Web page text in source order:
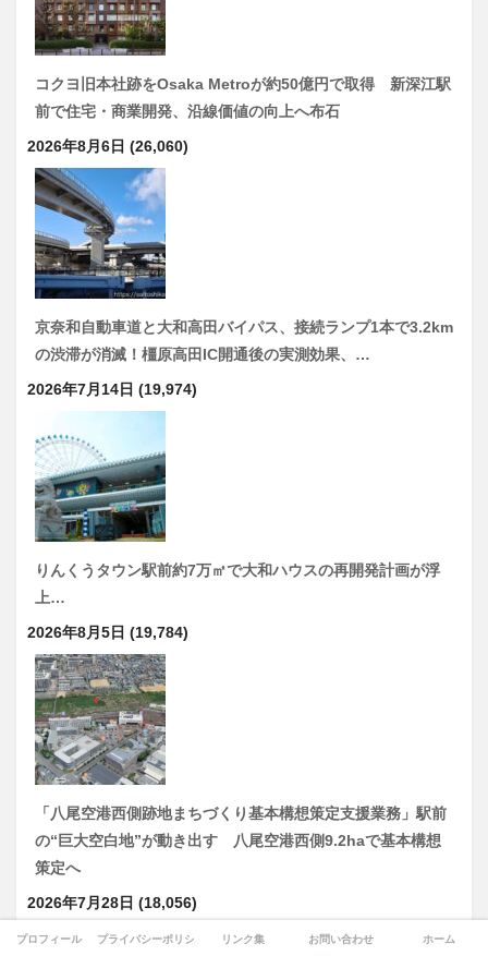
コクヨ旧本社跡をOsaka Metroが約50億円で取得 新深江駅
前で住宅・商業開発、沿線価値の向上へ布石
2026年8月6日 (26,060)
京奈和自動車道と大和高田バイパス、接続ランプ1本で3.2km
の渋滞が消滅！橿原高田IC開通後の実測効果、…
2026年7月14日 (19,974)
りんくうタウン駅前約7万㎡で大和ハウスの再開発計画が浮
上…
2026年8月5日 (19,784)
「八尾空港西側跡地まちづくり基本構想策定支援業務」駅前
の“巨大空白地”が動き出す 八尾空港西側9.2haで基本構想
策定へ
2026年7月28日 (18,056)
プロフィール プライバシーポリシー リンク集 お問い合わせ ホーム